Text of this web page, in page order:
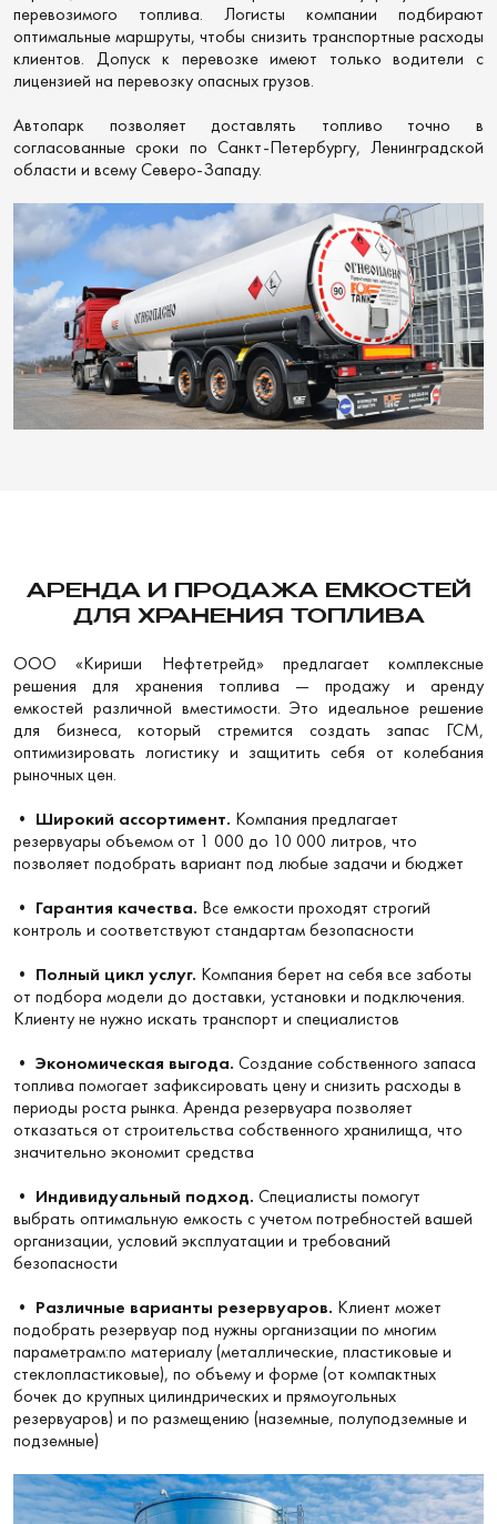
перевозимого топлива. Логисты компании подбирают
оптимальные маршруты, чтобы снизить транспортные расходы
клиентов. Допуск к перевозке имеют только водители с
лицензией на перевозку опасных грузов.
Автопарк позволяет доставлять топливо точно в
согласованные сроки по Санкт-Петербургу, Ленинградской
области и всему Северо-Западу.
АРЕНДА И ПРОДАЖА ЕМКОСТЕЙ
ДЛЯ ХРАНЕНИЯ ТОПЛИВА
ООО «Кириши Нефтетрейд» предлагает комплексные
решения для хранения топлива — продажу и аренду
емкостей различной вместимости. Это идеальное решение
для бизнеса, который стремится создать запас ГСМ,
оптимизировать логистику и защитить себя от колебания
рыночных цен.
• Широкий ассортимент. Компания предлагает
резервуары объемом от 1 000 до 10 000 литров, что
позволяет подобрать вариант под любые задачи и бюджет
• Гарантия качества. Все емкости проходят строгий
контроль и соответствуют стандартам безопасности
• Полный цикл услуг. Компания берет на себя все заботы
от подбора модели до доставки, установки и подключения.
Клиенту не нужно искать транспорт и специалистов
• Экономическая выгода. Создание собственного запаса
топлива помогает зафиксировать цену и снизить расходы в
периоды роста рынка. Аренда резервуара позволяет
отказаться от строительства собственного хранилища, что
значительно экономит средства
• Индивидуальный подход. Специалисты помогут
выбрать оптимальную емкость с учетом потребностей вашей
организации, условий эксплуатации и требований
безопасности
• Различные варианты резервуаров. Клиент может
подобрать резервуар под нужны организации по многим
параметрам:по материалу (металлические, пластиковые и
стеклопластиковые), по объему и форме (от компактных
бочек до крупных цилиндрических и прямоугольных
резервуаров) и по размещению (наземные, полуподземные и
подземные)